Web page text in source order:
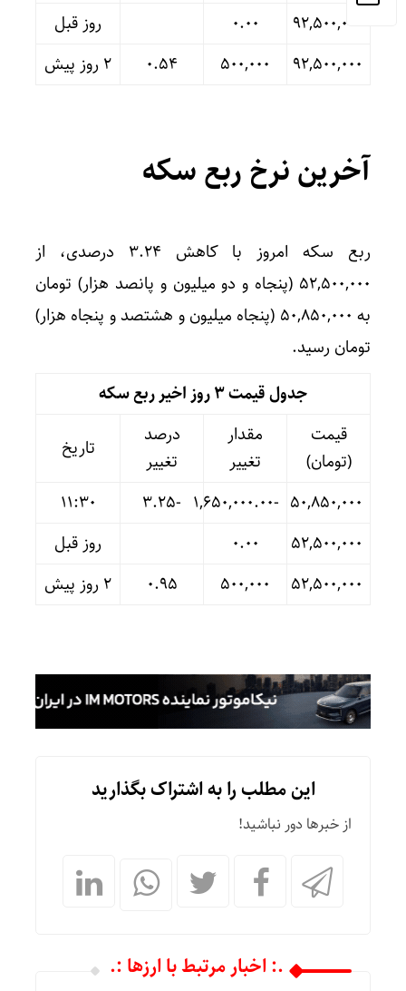
۹۲,۵۰۰,۰۰۰ ۰.۰۰
روز قبل
۹۲,۵۰۰,۰۰۰
۵۰۰,۰۰۰ ۰.۵۴ ۲ روز پیش
آخرین نرخ ربع سکه
ربع سکه امروز با کاهش ۳.۲۴ درصدی، از
۵۲,۵۰۰,۰۰۰ (پنجاه و دو میلیون و پانصد هزار) تومان
به ۵۰,۸۵۰,۰۰۰ (پنجاه میلیون و هشتصد و پنجاه هزار)
تومان رسید.
جدول قیمت 3 روز اخیر ربع سکه
قیمت
(تومان)
مقدار
تغییر
درصد
تغییر
تاریخ
۵۰,۸۵۰,۰۰۰ -۱,۶۵۰,۰۰۰.۰۰ -۳.۲۵
11:30
۵۲,۵۰۰,۰۰۰
۰.۰۰
روز قبل
۵۲,۵۰۰,۰۰۰
۵۰۰,۰۰۰ ۰.۹۵ ۲ روز پیش
این مطلب را به اشتراک بگذارید
از خبرها دور نباشید!
.: اخبار مرتبط با ارزها :.